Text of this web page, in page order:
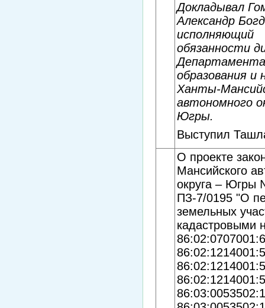
Докладывал
Александр
исполняющий
обязанности
Департамента
образования и
Ханты-
автономного
Югры.
Выступил
О проекте
Мансийского
округа – Югры
ПЗ-7/0195 "О
земельных
кадастровыми